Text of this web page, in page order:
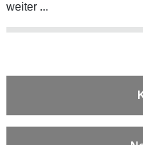
weiter ...